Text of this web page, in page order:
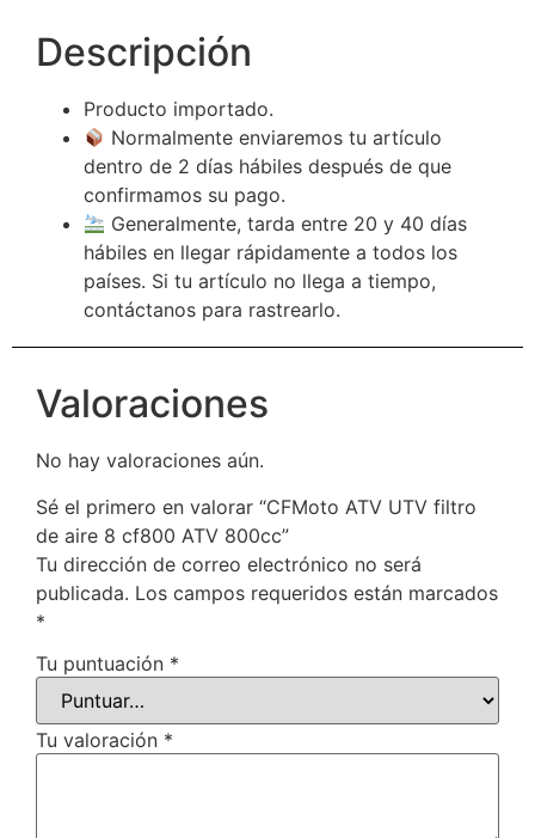
Descripción
Producto importado.
Normalmente enviaremos tu artículo
dentro de 2 días hábiles después de que
confirmamos su pago.
Generalmente, tarda entre 20 y 40 días
hábiles en llegar rápidamente a todos los
países. Si tu artículo no llega a tiempo,
contáctanos para rastrearlo.
Valoraciones
No hay valoraciones aún.
Sé el primero en valorar “CFMoto ATV UTV filtro
de aire 8 cf800 ATV 800cc”
Tu dirección de correo electrónico no será
publicada. Los campos requeridos están marcados
*
Tu puntuación *
Tu valoración *